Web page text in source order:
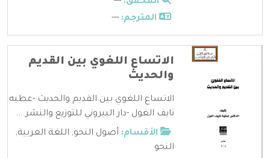
المترجم: ---
الاتساع اللغوي بين القديم
والحديث
الاتساع اللغوي بين القديم والحديث -عطيه
نايف الغول -دار البيروني للتوزيع والنشر ...
الأقسام: أصول النحو, اللغة العربية,
النحو